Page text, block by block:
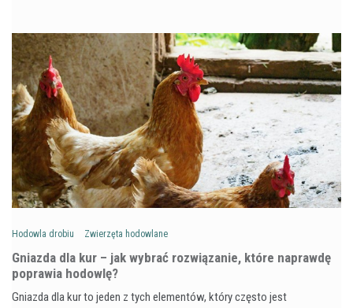
Hodowla drobiu Zwierzęta hodowlane
Gniazda dla kur – jak wybrać rozwiązanie, które naprawdę
poprawia hodowlę?
Gniazda dla kur to jeden z tych elementów, który często jest